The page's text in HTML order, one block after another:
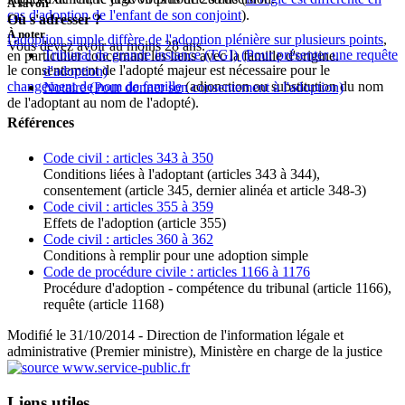
cas d'adoption de l'enfant de son conjoint).
Vous devez avoir au moins 28 ans.
À savoir
l'adoption simple diffère de l'adoption plénière sur plusieurs points,
en particulier concernant les liens avec la famille d'origine.
À noter
le consentement de l'adopté majeur est nécessaire pour le
changement de nom de famille(adjonction ou substitution du nom
de l'adoptant au nom de l'adopté).
Où s'adresser ?
Tribunal de grande instance (TGI)(Pour présenter une requête
d'adoption)
Notaire(Pour donner son consentement à l'adoption)
Références
Code civil : articles 343 à 350
Conditions liées à l'adoptant (articles 343 à 344),
consentement (article 345, dernier alinéa et article 348-3)
Code civil : articles 355 à 359
Effets de l'adoption (article 355)
Code civil : articles 360 à 362
Conditions à remplir pour une adoption simple
Code de procédure civile : articles 1166 à 1176
Procédure d'adoption - compétence du tribunal (article 1166),
requête (article 1168)
Modifié le 31/10/2014 - Direction de l'information légale et
administrative (Premier ministre), Ministère en charge de la justice